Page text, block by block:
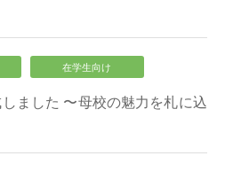
在学生向け
ました 〜母校の魅力を札に込